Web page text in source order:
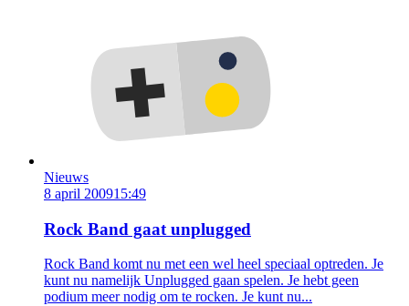
Nieuws
8 april 200915:49
Rock Band gaat unplugged
Rock Band komt nu met een wel heel speciaal optreden. Je
kunt nu namelijk Unplugged gaan spelen. Je hebt geen
podium meer nodig om te rocken. Je kunt nu...